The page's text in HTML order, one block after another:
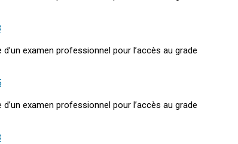
examen professionnel pour l’accès au grade
examen professionnel pour l’accès au grade